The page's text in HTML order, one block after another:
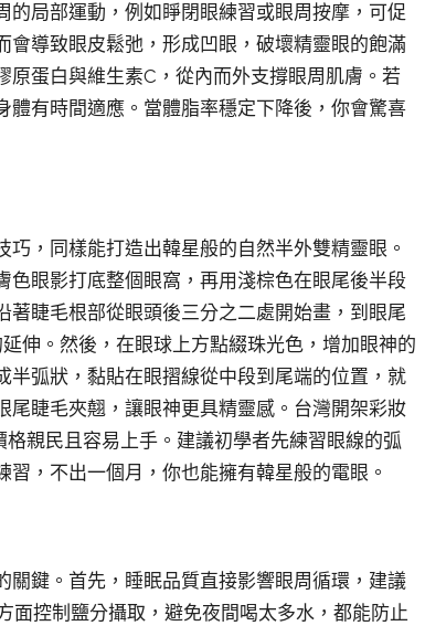
局部運動，例如睜閉眼練習或眼周按摩，可促
導致眼皮鬆弛，形成凹眼，破壞精靈眼的飽滿
蛋白與維生素C，從內而外支撐眼周肌膚。若
有時間適應。當體脂率穩定下降後，你會驚喜
，同樣能打造出韓星般的自然半外雙精靈眼。
眼影打底整個眼窩，再用淺棕色在眼尾後半段
睫毛根部從眼頭後三分之二處開始畫，到眼尾
伸。然後，在眼球上方點綴珠光色，增加眼神的
弧狀，黏貼在眼摺線從中段到尾端的位置，就
睫毛夾翹，讓眼神更具精靈感。台灣開架彩妝
親民且容易上手。建議初學者先練習眼線的弧
，不出一個月，你也能擁有韓星般的電眼。
關鍵。首先，睡眠品質直接影響眼周循環，建議
面控制鹽分攝取，避免夜間喝太多水，都能防止